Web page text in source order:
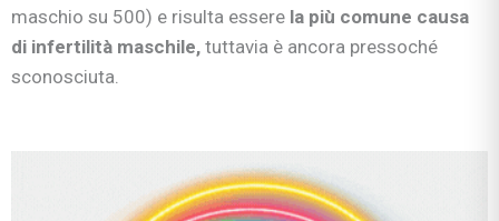
maschio su 500) e risulta essere la più comune causa
di infertilità maschile, tuttavia è ancora pressoché
sconosciuta.